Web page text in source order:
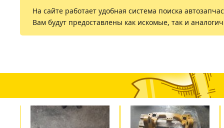
На сайте работает удобная система поиска
Вам будут предоставлены как искомые, так и